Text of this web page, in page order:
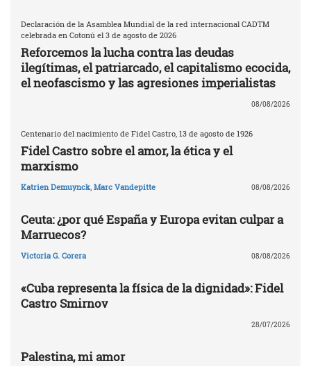
Declaración de la Asamblea Mundial de la red internacional CADTM
celebrada en Cotonú el 3 de agosto de 2026
Reforcemos la lucha contra las deudas
ilegítimas, el patriarcado, el capitalismo ecocida,
el neofascismo y las agresiones imperialistas
08/08/2026
Centenario del nacimiento de Fidel Castro, 13 de agosto de 1926
Fidel Castro sobre el amor, la ética y el
marxismo
Katrien Demuynck, Marc Vandepitte 08/08/2026
Ceuta: ¿por qué España y Europa evitan culpar a
Marruecos?
Victoria G. Corera 08/08/2026
«Cuba representa la física de la dignidad»: Fidel
Castro Smirnov
28/07/2026
Palestina, mi amor